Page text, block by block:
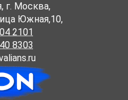
, г. Москва,
Южная,10,
2101
8303